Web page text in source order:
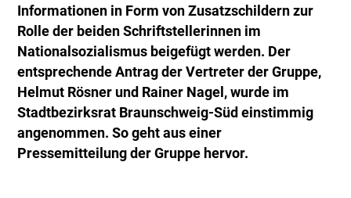
Informationen in Form von Zusatzschildern zur
Rolle der beiden Schriftstellerinnen im
Nationalsozialismus beigefügt werden. Der
entsprechende Antrag der Vertreter der Gruppe,
Helmut Rösner und Rainer Nagel, wurde im
Stadtbezirksrat Braunschweig-Süd einstimmig
angenommen. So geht aus einer
Pressemitteilung der Gruppe hervor.